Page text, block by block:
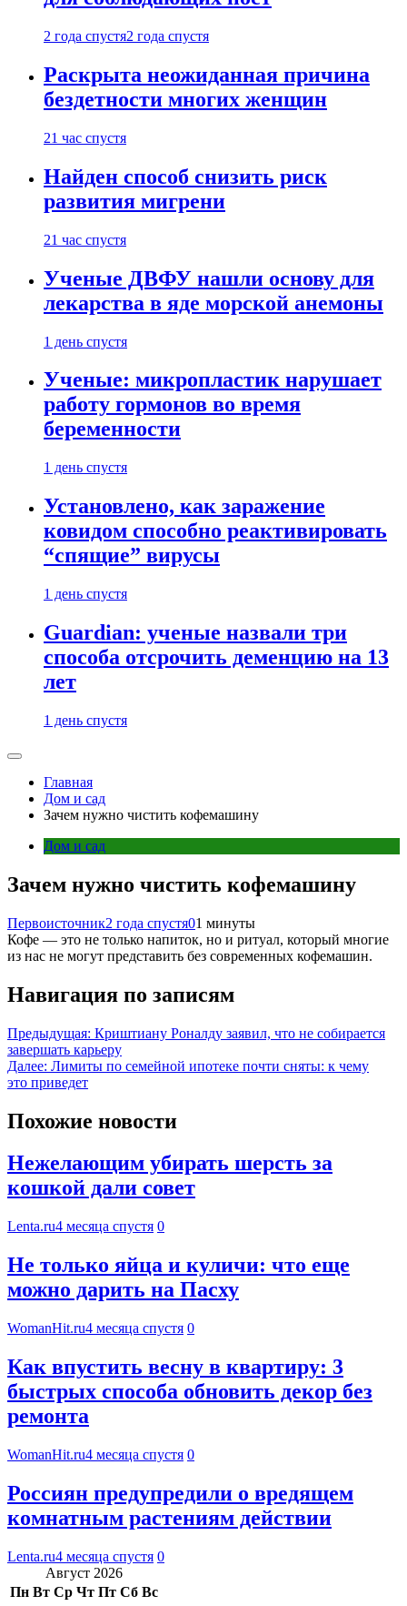
2 года спустя2 года спустя
Раскрыта неожиданная причина
бездетности многих женщин
21 час спустя
Найден способ снизить риск
развития мигрени
21 час спустя
Ученые ДВФУ нашли основу для
лекарства в яде морской анемоны
1 день спустя
Ученые: микропластик нарушает
работу гормонов во время
беременности
1 день спустя
Установлено, как заражение
ковидом способно реактивировать
“спящие” вирусы
1 день спустя
Guardian: ученые назвали три
способа отсрочить деменцию на 13
лет
1 день спустя
Главная
Дом и сад
Зачем нужно чистить кофемашину
Дом и сад
Зачем нужно чистить кофемашину
Первоисточник2 года спустя01 минуты
Кофе — это не только напиток, но и ритуал, который многие
из нас не могут представить без современных кофемашин.
Навигация по записям
Предыдущая: Криштиану Роналду заявил, что не собирается
завершать карьеру
Далее: Лимиты по семейной ипотеке почти сняты: к чему
это приведет
Похожие новости
Нежелающим убирать шерсть за
кошкой дали совет
Lenta.ru4 месяца спустя 0
Не только яйца и куличи: что еще
можно дарить на Пасху
WomanHit.ru4 месяца спустя 0
Как впустить весну в квартиру: 3
быстрых способа обновить декор без
ремонта
WomanHit.ru4 месяца спустя 0
Россиян предупредили о вредящем
комнатным растениям действии
Lenta.ru4 месяца спустя 0
Август 2026
Пн Вт Ср Чт Пт Сб Вс